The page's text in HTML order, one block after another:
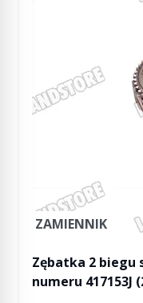
ZAMIENNIK
Zębatka 2 biegu
numeru 417153J